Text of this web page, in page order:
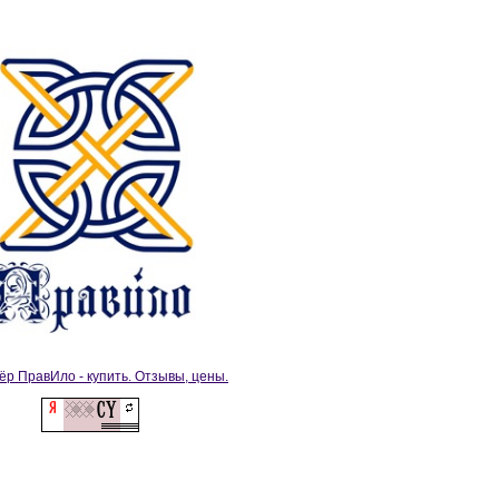
ПравИло - купить. Отзывы, цены.